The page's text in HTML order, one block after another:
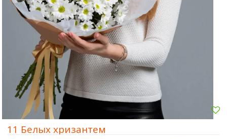
11 Белых хризантем